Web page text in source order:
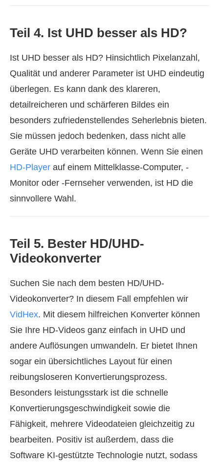
Teil 4. Ist UHD besser als HD?
Ist UHD besser als HD? Hinsichtlich Pixelanzahl,
Qualität und anderer Parameter ist UHD eindeutig
überlegen. Es kann dank des klareren,
detailreicheren und schärferen Bildes ein
besonders zufriedenstellendes Seherlebnis bieten.
Sie müssen jedoch bedenken, dass nicht alle
Geräte UHD verarbeiten können. Wenn Sie einen
HD-Player auf einem Mittelklasse-Computer, -
Monitor oder -Fernseher verwenden, ist HD die
sinnvollere Wahl.
Teil 5. Bester HD/UHD-
Videokonverter
Suchen Sie nach dem besten HD/UHD-
Videokonverter? In diesem Fall empfehlen wir
VidHex. Mit diesem hilfreichen Konverter können
Sie Ihre HD-Videos ganz einfach in UHD und
andere Auflösungen umwandeln. Er bietet Ihnen
sogar ein übersichtliches Layout für einen
reibungsloseren Konvertierungsprozess.
Besonders leistungsstark ist die schnelle
Konvertierungsgeschwindigkeit sowie die
Fähigkeit, mehrere Videodateien gleichzeitig zu
bearbeiten. Positiv ist außerdem, dass die
Software KI-gestützte Technologie nutzt, sodass